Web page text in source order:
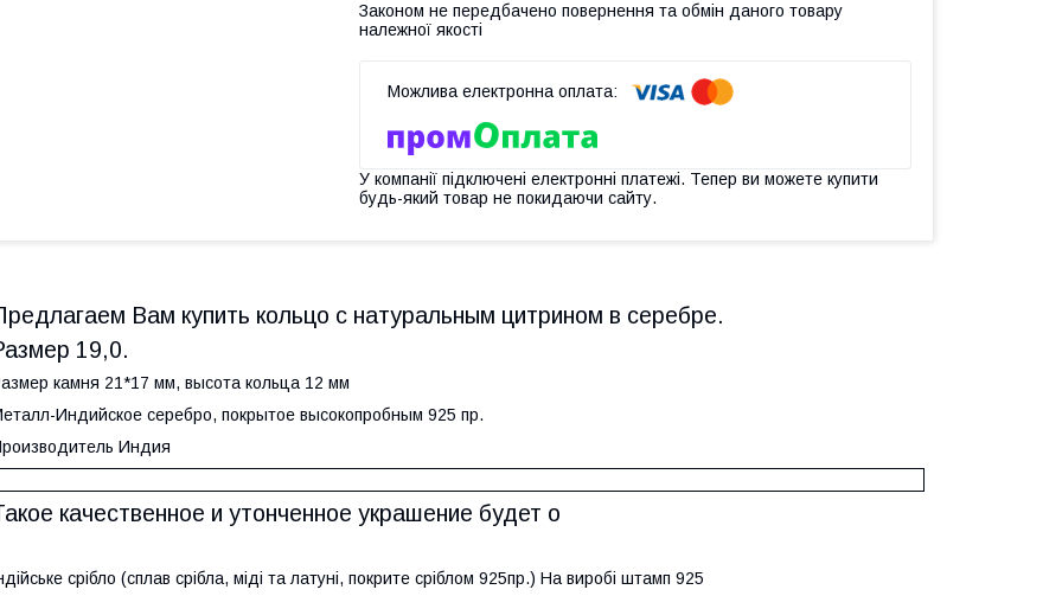
Законом не передбачено повернення та обмін даного товару
належної якості
У компанії підключені електронні платежі. Тепер ви можете купити
будь-який товар не покидаючи сайту.
Вам купить кольцо с натуральным цитрином в серебре.
19,0.
камня 21*17 мм, высота кольца 12 мм
Индийское серебро, покрытое высокопробным 925 пр.
Индия
качественное и утонченное украшение будет о
срібло (сплав срібла, міді та латуні, покрите сріблом 925пр.) На виробі штамп 925